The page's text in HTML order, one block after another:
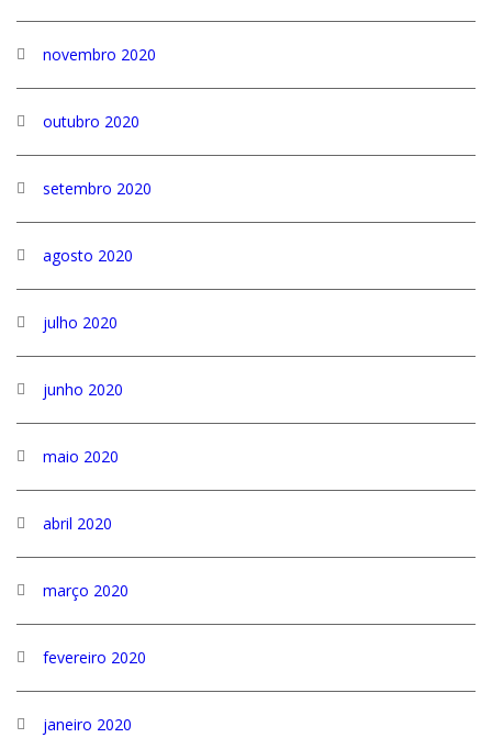
novembro 2020
outubro 2020
setembro 2020
agosto 2020
julho 2020
junho 2020
maio 2020
abril 2020
março 2020
fevereiro 2020
janeiro 2020